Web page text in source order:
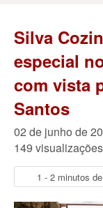
Silva
especial
com vista
Santos
02 de junho de
149 visualizações
1 - 2 minutos